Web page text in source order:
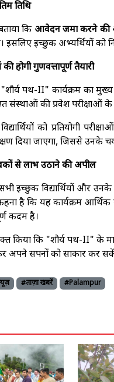
तिथि
कि आवेदन जमा करने की
इसलिए इच्छुक अभ्यर्थियों
की होगी गुणवत्तापूर्ण तैयारी
पथ-II" कार्यक्रम का मुख्य
संस्थाओं की प्रवेश परीक्षाओं के
को प्रतियोगी
दिया जाएगा, जिससे उनके
से लाभ उठाने की अपील
इच्छुक विद्यार्थियों और
है कि यह कार्यक्रम
कदम है।
किया कि "शौर्य पथ-II" के
कर अपने सपनों को साकार कर
#ताज़ा खबरें #Palampur